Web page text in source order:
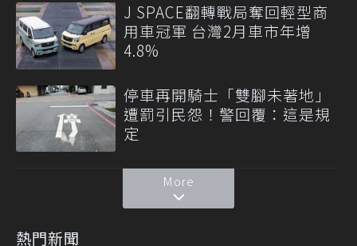
J SPACE翻轉戰局奪回輕型商
用車冠軍 台灣2月車市年增
4.8%
停車再開騎士「雙腳未著地」
遭罰引民怨！警回覆：這是規
定
More
熱門新聞